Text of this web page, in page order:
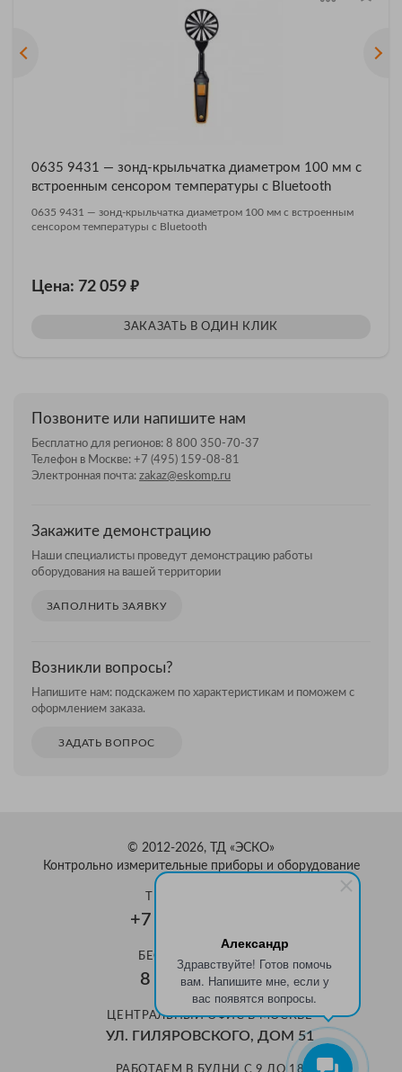
Александр
Здравствуйте! Готов помочь
вам. Напишите мне, если у
вас появятся вопросы.
0635 9431 — зонд-крыльчатка диаметром 100 мм с
встроенным сенсором температуры с Bluetooth
0635 9431 — зонд-крыльчатка диаметром 100 мм с встроенным
сенсором температуры с Bluetooth
Цена: 72 059 ₽
ЗАКАЗАТЬ В ОДИН КЛИК
Позвоните или напишите нам
Бесплатно для регионов: 8 800 350-70-37
Телефон в Москве: +7 (495) 159-08-81
Электронная почта: zakaz@eskomp.ru
Закажите демонстрацию
Наши специалисты проведут демонстрацию работы
оборудования на вашей территории
ЗАПОЛНИТЬ ЗАЯВКУ
Возникли вопросы?
Напишите нам: подскажем по характеристикам и поможем с
оформлением заказа.
ЗАДАТЬ ВОПРОС
© 2012-2026, ТД «ЭСКО»
Контрольно измерительные приборы и оборудование
+7 (495) 159-08-81
БЕСПЛАТНЫЙ ЗВОНОК
8 800 350-70-37
ЦЕНТРАЛЬНЫЙ ОФИС В МОСКВЕ
УЛ. ГИЛЯРОВСКОГО, ДОМ 51